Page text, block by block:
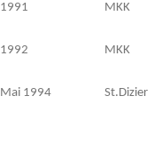
1991 MKK
1992 MKK
Mai 1994 St.Dizier